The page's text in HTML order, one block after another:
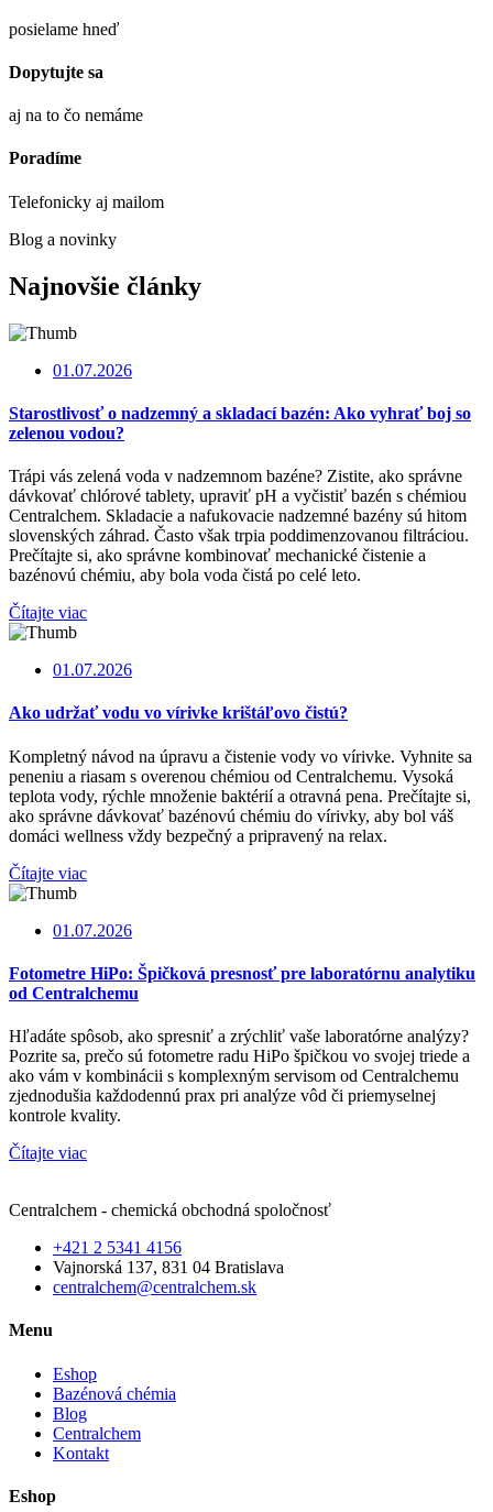
posielame hneď
Dopytujte sa
aj na to čo nemáme
Poradíme
Telefonicky aj mailom
Blog a novinky
Najnovšie články
01.07.2026
Starostlivosť o nadzemný a skladací bazén: Ako vyhrať boj so
zelenou vodou?
Trápi vás zelená voda v nadzemnom bazéne? Zistite, ako správne
dávkovať chlórové tablety, upraviť pH a vyčistiť bazén s chémiou
Centralchem. Skladacie a nafukovacie nadzemné bazény sú hitom
slovenských záhrad. Často však trpia poddimenzovanou filtráciou.
Prečítajte si, ako správne kombinovať mechanické čistenie a
bazénovú chémiu, aby bola voda čistá po celé leto.
Čítajte viac
01.07.2026
Ako udržať vodu vo vírivke krištáľovo čistú?
Kompletný návod na úpravu a čistenie vody vo vírivke. Vyhnite sa
peneniu a riasam s overenou chémiou od Centralchemu. Vysoká
teplota vody, rýchle množenie baktérií a otravná pena. Prečítajte si,
ako správne dávkovať bazénovú chémiu do vírivky, aby bol váš
domáci wellness vždy bezpečný a pripravený na relax.
Čítajte viac
01.07.2026
Fotometre HiPo: Špičková presnosť pre laboratórnu analytiku
od Centralchemu
Hľadáte spôsob, ako spresniť a zrýchliť vaše laboratórne analýzy?
Pozrite sa, prečo sú fotometre radu HiPo špičkou vo svojej triede a
ako vám v kombinácii s komplexným servisom od Centralchemu
zjednodušia každodennú prax pri analýze vôd či priemyselnej
kontrole kvality.
Čítajte viac
Centralchem - chemická obchodná spoločnosť
+421 2 5341 4156
Vajnorská 137, 831 04 Bratislava
centralchem@centralchem.sk
Menu
Eshop
Bazénová chémia
Blog
Centralchem
Kontakt
Eshop